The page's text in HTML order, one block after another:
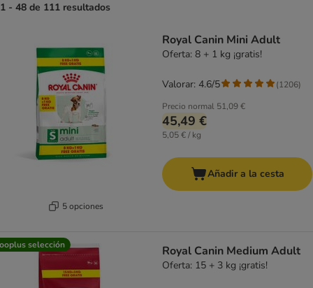
1 - 48 de 111 resultados
5 opciones
Royal Canin Mini Adult
Oferta: 8 + 1 kg ¡gratis!
Precio normal 51,09 €
45,49 €
5,05 € / kg
Valorar: 4.6/5 (1206)
Añadir a la cesta
selección Royal Canin Medium Adult
Oferta: 15 + 3 kg ¡gratis!